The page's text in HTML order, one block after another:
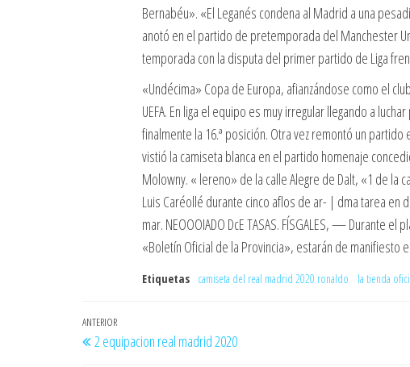
Bernabéu». «El Leganés condena al Madrid a una
anotó en el partido de pretemporada del Manchester
temporada con la disputa del primer partido de Liga
«Undécima» Copa de Europa, afianzándose como el
UEFA. En liga el equipo es muy irregular llegando a
finalmente la 16.ª posición. Otra vez remontó un
vistió la camiseta blanca en el partido homenaje
Molowny. « lereno» de la calle Alegre de Dalt, «1 de la
Luis Caréollé durante cinco aflos de ar- | dma tarea
mar. NEOOOIADO DcE TASAS. FÍSGALES, — Durante
«Boletín Oficial de la Provincia», estarán de manifiesto
Etiquetas camiseta del real madrid 2020 ronaldo la tienda
Navegación
de
Entrada
anterior
ANTERIOR
2 equipacion real madrid 2020